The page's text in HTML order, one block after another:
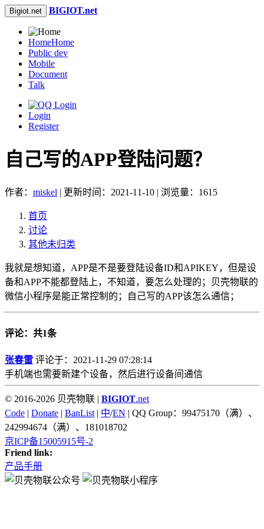
Bigiot.net BIGIOT.net
HomeHome
Public dev
Mobile
Document
Talk
Login
Register
自己写的APP登陆问题？
作者： miskel | 更新时间：2021-11-10 | 浏览量：1615
首页
讨论
其他未归类
我就是想知道，APP是不是要登陆设备ID和APIKEY，但是设
备和APP不能都登陆上，不知道，要怎么处理的；贝壳物联的
微信小程序是能正常控制的；自己写的APP该怎么通信；
评论：共1条
张春雷 评论于：2021-11-29 07:28:14
手机端也需要新建个设备，然后进行设备间通信
© 2016-2026 贝壳物联 | BIGIOT.net
Code | Donate | BanList| 中/EN | QQ Group：99475170（满）、
242994674（满）、181018702
京ICP备15005915号-2
Friend link:
产品手册